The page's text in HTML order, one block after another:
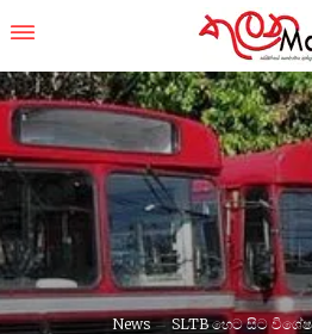
News SLTB හෙට සිට